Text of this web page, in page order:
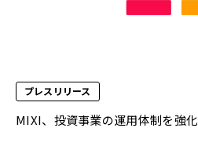
プレスリリース
MIXI、投資事業の運用体制を強化